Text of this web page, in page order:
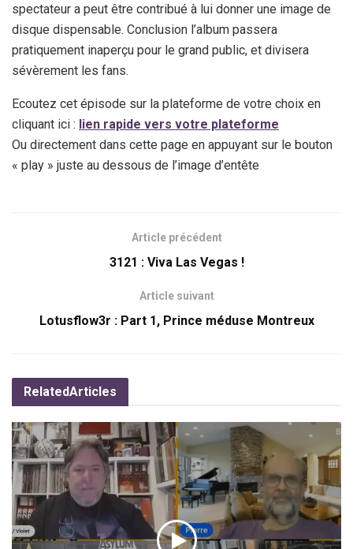
spectateur a peut être contribué à lui donner une image de
disque dispensable. Conclusion l’album passera
pratiquement inaperçu pour le grand public, et divisera
sévèrement les fans.
Ecoutez cet épisode sur la plateforme de votre choix en
cliquant ici : lien rapide vers votre plateforme
Ou directement dans cette page en appuyant sur le bouton
« play » juste au dessous de l’image d’entête
Article précédent
3121 : Viva Las Vegas !
Article suivant
Lotusflow3r : Part 1, Prince méduse Montreux
RelatedArticles